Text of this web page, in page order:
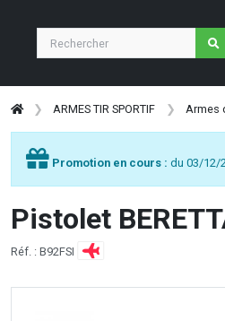
ARMES TIR SPORTIF Armes
Promotion en cours : du 03/12/
Pistolet
Réf. : B92FSI